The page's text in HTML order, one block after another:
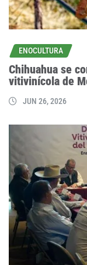
ENOCULTURA
Chihuahua se
vitivinícola de
JUN 26, 2026